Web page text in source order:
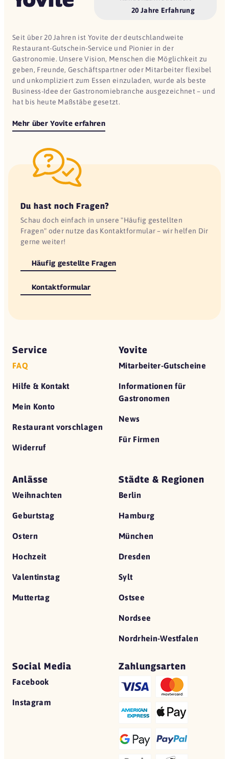
20 Jahre Erfahrung
Seit über 20 Jahren ist Yovite der deutschlandweite
Restaurant-Gutschein-Service und Pionier in der
Gastronomie. Unsere Vision, Menschen die Möglichkeit zu
geben, Freunde, Geschäftspartner oder Mitarbeiter flexibel
und unkompliziert zum Essen einzuladen, wurde als beste
Business-Idee der Gastronomiebranche ausgezeichnet – und
hat bis heute Maßstäbe gesetzt.
Mehr über Yovite erfahren
Du hast noch Fragen?
Schau doch einfach in unsere "Häufig gestellten
Fragen" oder nutze das Kontaktformular – wir helfen Dir
gerne weiter!
Häufig gestellte Fragen
Kontaktformular
Service
FAQ
Hilfe & Kontakt
Mein Konto
Restaurant vorschlagen
Widerruf
Yovite
Mitarbeiter-Gutscheine
Informationen für
Gastronomen
News
Für Firmen
Anlässe
Weihnachten
Geburtstag
Ostern
Hochzeit
Valentinstag
Muttertag
Städte & Regionen
Berlin
Hamburg
München
Dresden
Sylt
Ostsee
Nordsee
Nordrhein-Westfalen
Social Media
Facebook
Instagram
Zahlungsarten